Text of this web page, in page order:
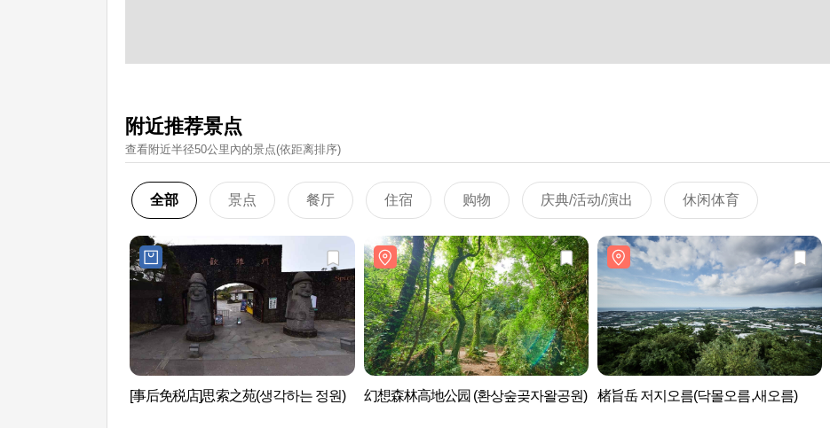
附近推荐景点
查看附近半径50公里內的景点(依距离排序)
全部 景点 餐厅 住宿 购物 庆典/活动/演出 休闲体育
[事后免税店]思索之苑(생각하는 정원) 幻想森林高地公园 (환상숲곶자왈공원) 楮旨岳 저지오름(닥몰오름,새오름)